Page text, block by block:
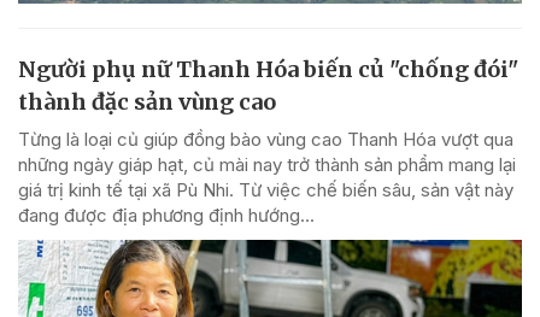
Người phụ nữ Thanh Hóa biến củ "chống đói"
thành đặc sản vùng cao
Từng là loại củ giúp đồng bào vùng cao Thanh Hóa vượt qua
những ngày giáp hạt, củ mài nay trở thành sản phẩm mang lại
giá trị kinh tế tại xã Pù Nhi. Từ việc chế biến sâu, sản vật này
đang được địa phương định hướng...